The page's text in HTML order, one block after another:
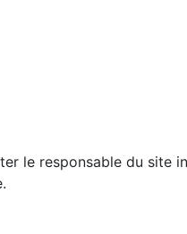
le responsable du site